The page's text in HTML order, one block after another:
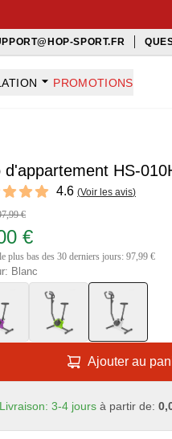
SPORT.FR
PROMOTIONS
d'appartement HS-
of 5 stars 4.6 (Voir les avis)
€
€
plus bas des 30 derniers jours: 97,99 €
Blanc
Ajouter au
Livraison: 3-4 jours à partir de: